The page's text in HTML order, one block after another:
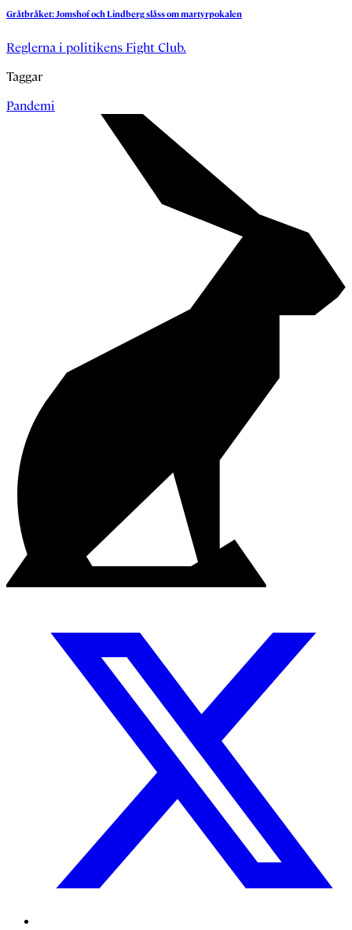
Gråtbråket:JomshofochLindbergslåssommartyrpokalen
Reglerna i politikens Fight Club.
Taggar
Pandemi